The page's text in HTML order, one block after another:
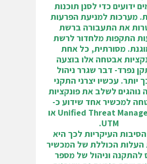
ידועים כדי לסנן תוכנות
מערכות למניעת הפרעות
את התעבורה ברשת
התקפות מלחדור לרשת
מסורתית, כל אחת
אבטחה אלו בוצעה
נפרד- דבר שגרר ניהול
יותר. עכשיו יצרני התקני
נוהגים לשלב את פונקציות
למכשיר אחד שידוע כ-
Unified Threat Management או
UTM.
העיקריות לכך היא
העלות הכוללת של המכשיר
להתקנה וניהול של מספר